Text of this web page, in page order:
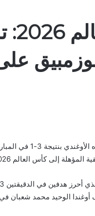
حقق منتخب موزمبيق
إلى كأس العالم 2026.